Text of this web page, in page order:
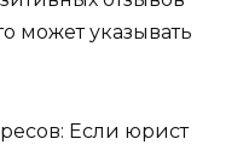
может указывать
Если юрист